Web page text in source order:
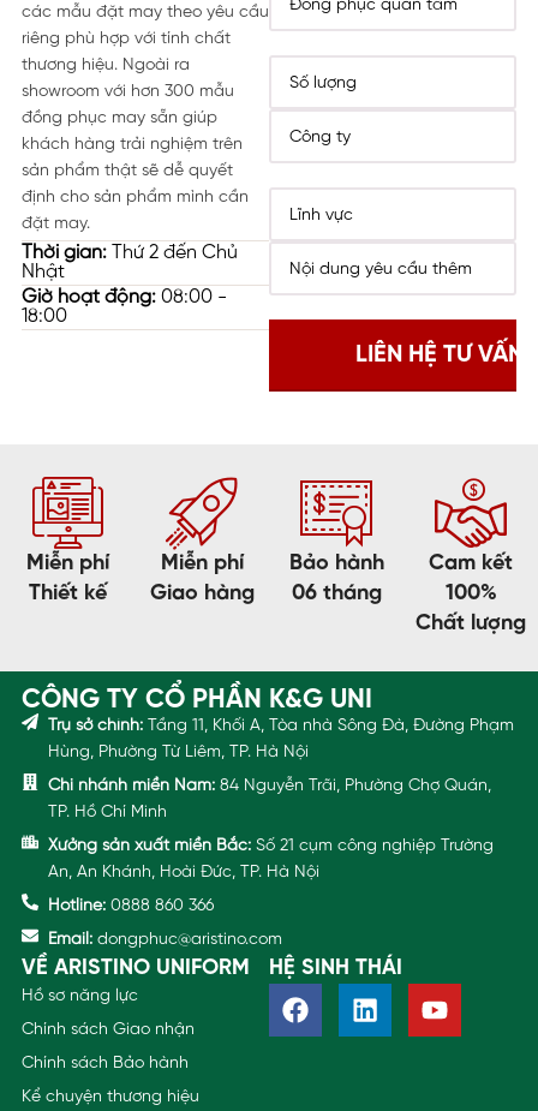
các mẫu đặt may theo yêu cầu
riêng phù hợp với tính chất
thương hiệu. Ngoài ra
showroom với hơn 300 mẫu
đồng phục may sẵn giúp
khách hàng trải nghiệm trên
sản phẩm thật sẽ dễ quyết
định cho sản phẩm mình cần
đặt may.
Thời gian:Thứ 2 đến Chủ
Nhật
Giờ hoạt động:08:00 -
18:00
Miễn phí
Thiết kế
Miễn phí
Giao hàng
Bảo hành
06 tháng
Cam kết
100%
Chất lượng
CÔNG TY CỔ PHẦN K&G UNI
Trụ sở chính: Tầng 11, Khối A, Tòa nhà Sông Đà, Đường Phạm
Hùng, Phường Từ Liêm, TP. Hà Nội
Chi nhánh miền Nam: 84 Nguyễn Trãi, Phường Chợ Quán,
TP. Hồ Chí Minh
Xưởng sản xuất miền Bắc: Số 21 cụm công nghiệp Trường
An, An Khánh, Hoài Đức, TP. Hà Nội
Hotline: 0888 860 366
Email: dongphuc@aristino.com
VỀ ARISTINO UNIFORM
Hồ sơ năng lực
Chính sách Giao nhận
Chính sách Bảo hành
Kể chuyện thương hiệu
HỆ SINH THÁI